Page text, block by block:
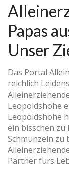
Papas
Unser
Das Portal
reichlich
Leopoldshöhe
Leopoldshöhe
ein bisschen zu
Schmunzeln zu
Partner fürs